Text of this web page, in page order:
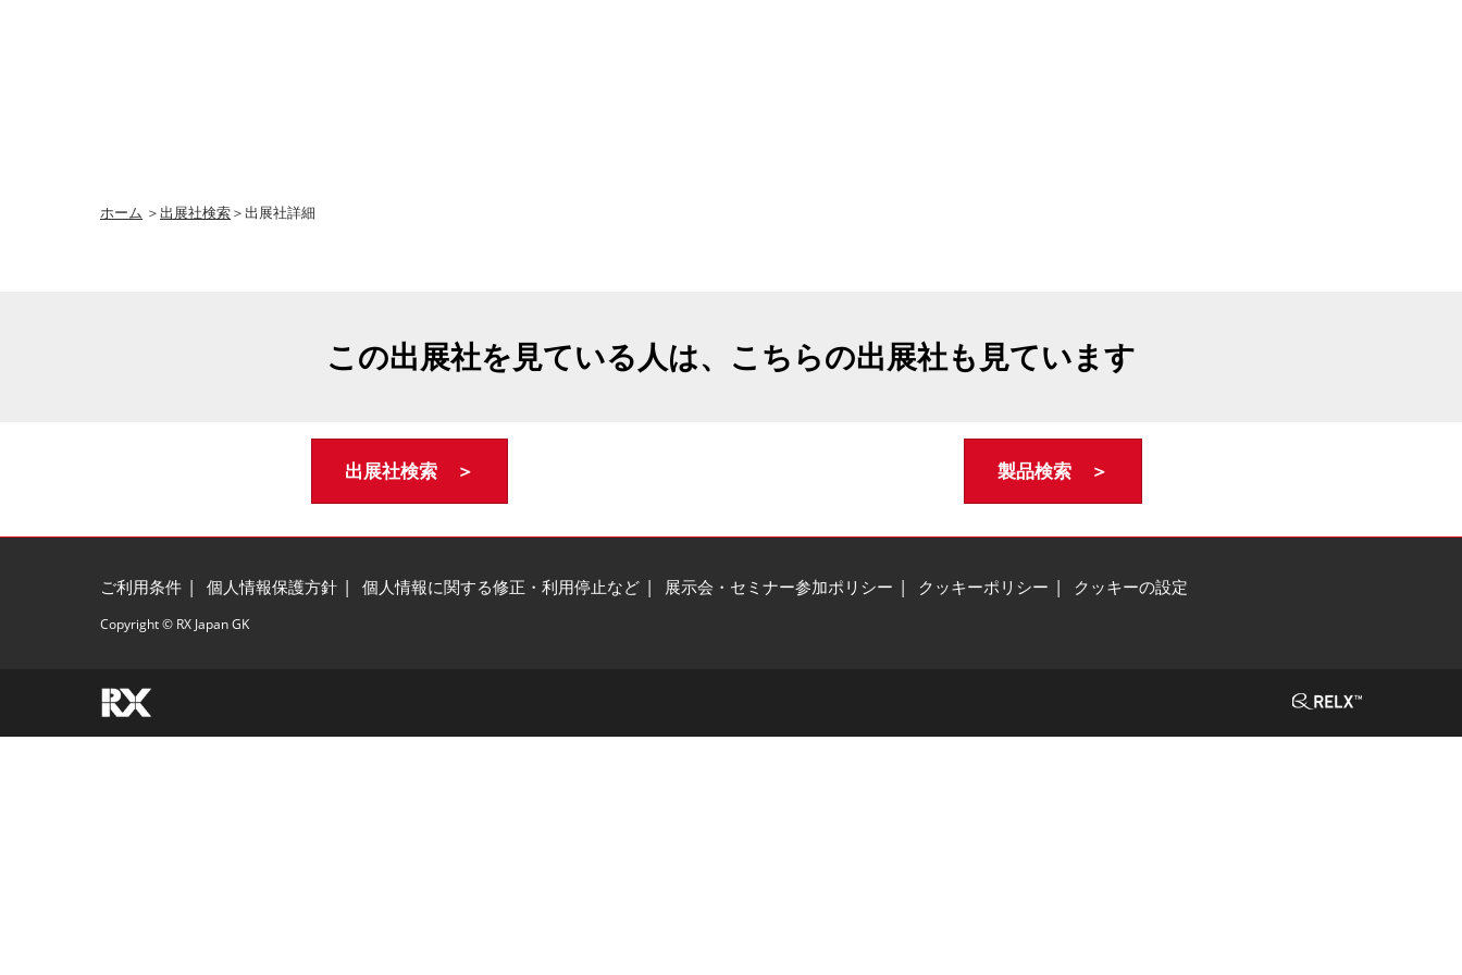
ホーム ＞出展社検索＞出展社詳細
この出展社を見ている人は、こちらの出展社も見ています
出展社検索 ＞ 製品検索 ＞
ご利用条件 個人情報保護方針 個人情報に関する修正・利用停止など 展示会・セミナー参加ポリシー クッキーポリシー クッキーの設定
Copyright © RX Japan GK